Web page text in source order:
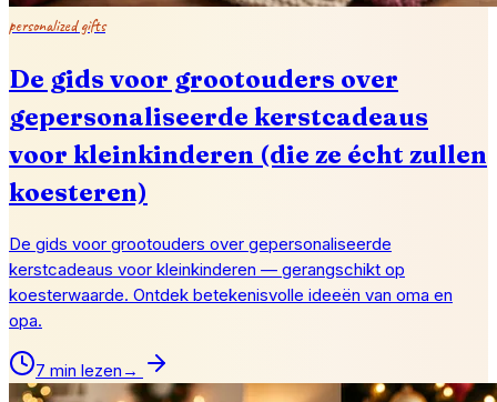
personalized gifts
De gids voor grootouders over
gepersonaliseerde kerstcadeaus
voor kleinkinderen (die ze écht zullen
koesteren)
De gids voor grootouders over gepersonaliseerde
kerstcadeaus voor kleinkinderen — gerangschikt op
koesterwaarde. Ontdek betekenisvolle ideeën van oma en
opa.
7 min lezen →